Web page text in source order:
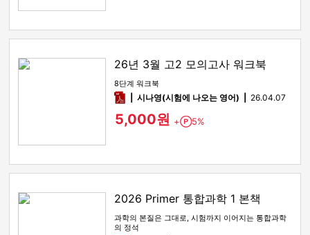
26년 3월 고2 모의고사 워크북
8단계 워크북
pdf시나영(시험에 나오는 영어) 26.04.07
5,000원 + Point
5%
2026 Primer 통합과학 1 본책
과학의 본질은 그대로, 시험까지 이어지는 통합과학
의 정석